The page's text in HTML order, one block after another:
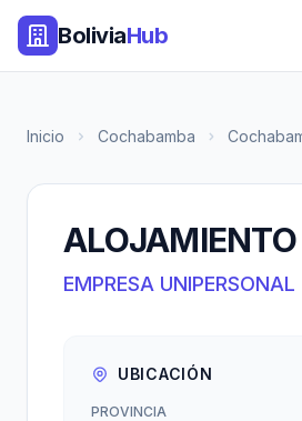
BoliviaHub
Inicio Cochabamba
EMPRESA UNIPERSONAL
UBICACIÓN
PROVINCIA